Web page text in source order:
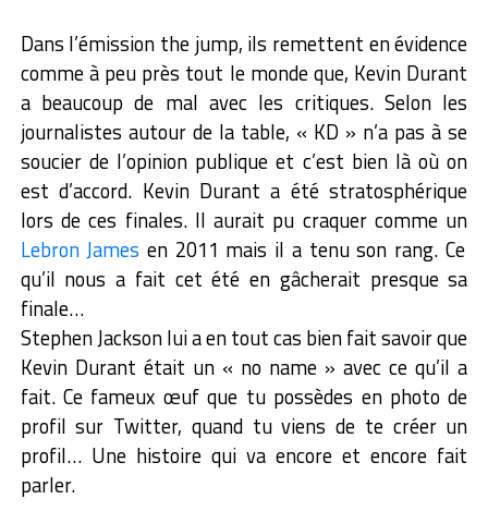
Dans l’émission the jump, ils remettent en évidence
comme à peu près tout le monde que, Kevin Durant
a beaucoup de mal avec les critiques. Selon les
journalistes autour de la table, « KD » n’a pas à se
soucier de l’opinion publique et c’est bien là où on
est d’accord. Kevin Durant a été stratosphérique
lors de ces finales. Il aurait pu craquer comme un
Lebron James en 2011 mais il a tenu son rang. Ce
qu’il nous a fait cet été en gâcherait presque sa
finale…
Stephen Jackson lui a en tout cas bien fait savoir que
Kevin Durant était un « no name » avec ce qu’il a
fait. Ce fameux œuf que tu possèdes en photo de
profil sur Twitter, quand tu viens de te créer un
profil… Une histoire qui va encore et encore fait
parler.